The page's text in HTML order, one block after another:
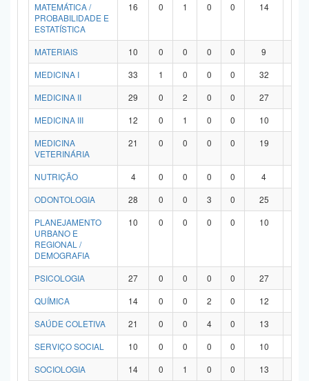
MATEMÁTICA /
PROBABILIDADE E
ESTATÍSTICA
16 0 1 0 0 14
MATERIAIS 10 0 0 0 0 9
MEDICINA I
33 1 0 0 0 32
MEDICINA II
29 0 2 0 0 27
MEDICINA III
12 0 1 0 0 10
MEDICINA
VETERINÁRIA
21 0 0 0 0 19
NUTRIÇÃO 4 0 0 0 0 4
ODONTOLOGIA
28 0 0 3 0 25
PLANEJAMENTO
URBANO E
REGIONAL /
DEMOGRAFIA
10 0 0 0 0 10
PSICOLOGIA 27 0 0 0 0 27
QUÍMICA
14 0 0 2 0 12
SAÚDE COLETIVA
21 0 0 4 0 13
SERVIÇO SOCIAL
10 0 0 0 0 10
SOCIOLOGIA
14 0 1 0 0 13